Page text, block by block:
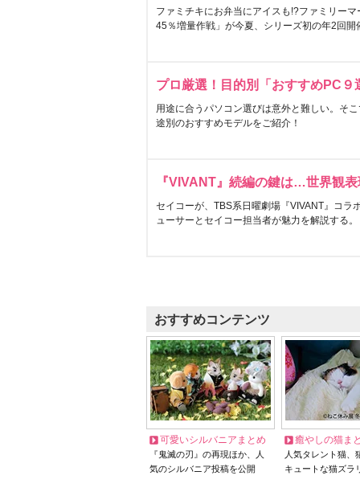
ファミチキにお弁当にアイスも!?ファミリー
45％増量作戦」が今夏、シリーズ初の年2回開
プロ厳選！目的別「おすすめPC９
用途に合うパソコン選びは意外と難しい。そ
途別のおすすめモデルをご紹介！
『VIVANT』続編の鍵は…世界観
セイコーが、TBS系日曜劇場『VIVANT』コラ
ューサーとセイコー担当者が魅力を解説する。
おすすめコンテンツ
可愛いシルバニアまとめ
『鬼滅の刃』の再現ほか、人
気のシルバニア投稿を公開
癒やしの猫ま
人気タレント猫
キュートな猫ズラ